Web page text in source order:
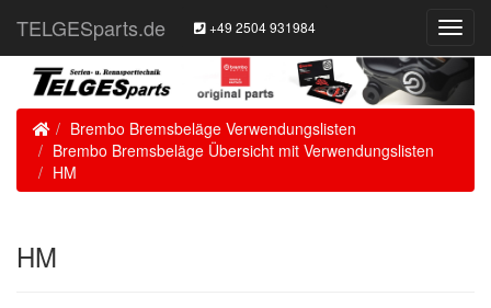
TELGESparts.de +49 2504 931984
HomeBrembo Bremsbeläge Verwendungslisten
Brembo Bremsbeläge Übersicht mit Verwendungslisten
HM
HM